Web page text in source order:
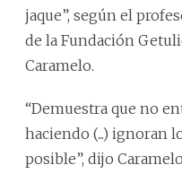
jaque”, según el
de la Fundación
Caramelo.
“Demuestra que no
haciendo (...) ignoran
posible”, dijo Caramelo